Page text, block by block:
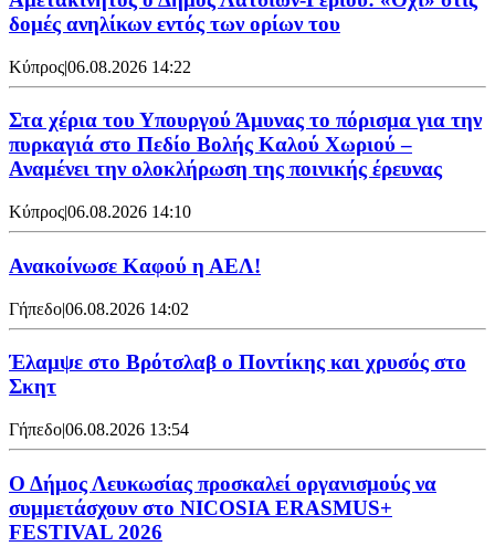
δομές ανηλίκων εντός των ορίων του
Κύπρος|06.08.2026 14:22
Στα χέρια του Υπουργού Άμυνας το πόρισμα για την
πυρκαγιά στο Πεδίο Βολής Καλού Χωριού –
Αναμένει την ολοκλήρωση της ποινικής έρευνας
Κύπρος|06.08.2026 14:10
Ανακοίνωσε Καφού η ΑΕΛ!
Γήπεδο|06.08.2026 14:02
Έλαμψε στο Βρότσλαβ ο Ποντίκης και χρυσός στο
Σκητ
Γήπεδο|06.08.2026 13:54
Ο Δήμος Λευκωσίας προσκαλεί οργανισμούς να
συμμετάσχουν στο NICOSIA ERASMUS+
FESTIVAL 2026